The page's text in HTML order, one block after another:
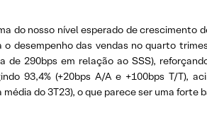
do nosso nível esperado de crescimento
desempenho das vendas no quarto
de 290bps em relação ao SSS),
93,4% (+20bps A/A e +100bps T/T),
do 3T23), o que parece ser uma forte